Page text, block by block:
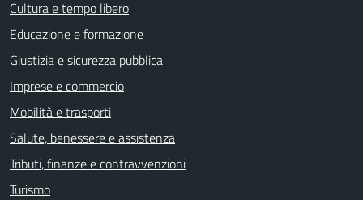
Cultura e tempo libero
Educazione e formazione
Giustizia e sicurezza pubblica
Imprese e commercio
Mobilità e trasporti
Salute, benessere e assistenza
Tributi, finanze e contravvenzioni
Turismo